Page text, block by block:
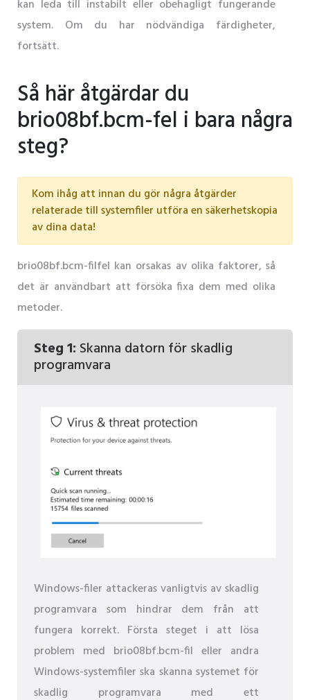
kan leda till instabilt eller obehagligt fungerande
system. Om du har nödvändiga färdigheter,
fortsätt.
Så här åtgärdar du
brio08bf.bcm-fel i bara några
steg?
Kom ihåg att innan du gör några åtgärder
relaterade till systemfiler utföra en säkerhetskopia
av dina data!
brio08bf.bcm-filfel kan orsakas av olika faktorer, så
det är användbart att försöka fixa dem med olika
metoder.
Steg 1: Skanna datorn för skadlig
programvara
Windows-filer attackeras vanligtvis av skadlig
programvara som hindrar dem från att
fungera korrekt. Första steget i att lösa
problem med brio08bf.bcm-fil eller andra
Windows-systemfiler ska skanna systemet för
skadlig programvara med ett